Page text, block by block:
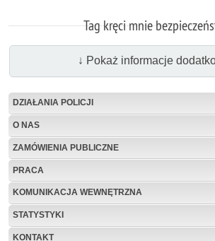
Tag kręci mnie
↓ Pokaż informacje
DZIAŁANIA POLICJI
O NAS
ZAMÓWIENIA PUBLICZNE
PRACA
KOMUNIKACJA WEWNĘTRZNA
STATYSTYKI
KONTAKT